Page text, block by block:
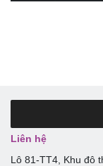
Liên hệ
Lô 81-TT4, Khu đô